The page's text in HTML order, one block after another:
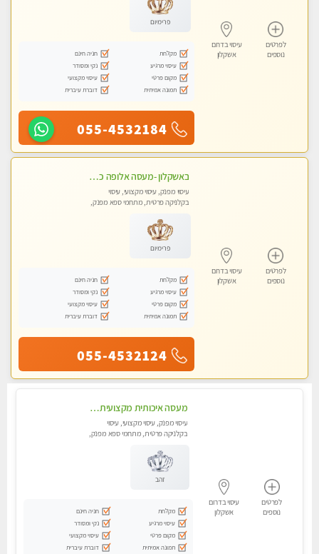
לפרטים
נוספים
עיסוי בדרום
אשקלון
פרימיום
מקלחת
חניה חינם
עיסוי מרגיע
נקי ומסודר
מקום פרטי
עיסוי מקצועי
תמונה אמיתית
דוברת עיברית
055-4532184
לפרטים
נוספים
עיסוי בדרום
אשקלון
באשקלון -מעסה אלופה כל סוגי העיסויים מעסה מקצועית ואיכותית פרטי!!
עיסוי מפנק, עיסוי מקצועי, עיסוי
בקלניקה פרטית, מתחמי ספא מפנק,
פרימיום
מקלחת
חניה חינם
עיסוי מרגיע
נקי ומסודר
מקום פרטי
עיסוי מקצועי
תמונה אמיתית
דוברת עיברית
055-4532124
לפרטים
נוספים
עיסוי בדרום
אשקלון
מעסה איכותית מקצועית באשדוד .פרטי .מומלץ !!!!
עיסוי מפנק, עיסוי מקצועי, עיסוי
בקלניקה פרטית, מתחמי ספא מפנק,
זהב
מקלחת
חניה חינם
עיסוי מרגיע
נקי ומסודר
מקום פרטי
עיסוי מקצועי
תמונה אמיתית
דוברת עיברית